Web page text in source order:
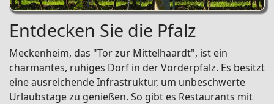
Entdecken Sie die Pfalz
Meckenheim, das "Tor zur Mittelhaardt", ist ein
charmantes, ruhiges Dorf in der Vorderpfalz. Es besitzt
eine ausreichende Infrastruktur, um unbeschwerte
Urlaubstage zu genießen. So gibt es Restaurants mit